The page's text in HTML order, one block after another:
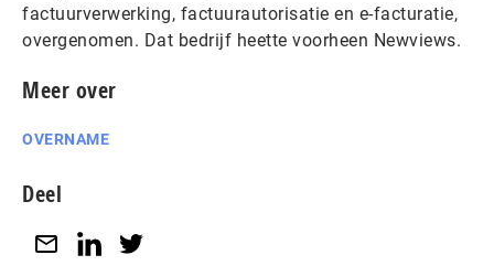
factuurverwerking, factuurautorisatie en e-facturatie,
overgenomen. Dat bedrijf heette voorheen Newviews.
Meer over
OVERNAME
Deel